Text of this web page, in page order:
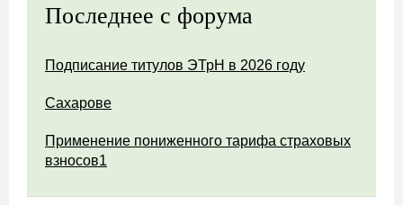
Последнее с форума
Подписание титулов ЭТрН в 2026 году
Сахарове
Применение пониженного тарифа страховых
взносов1